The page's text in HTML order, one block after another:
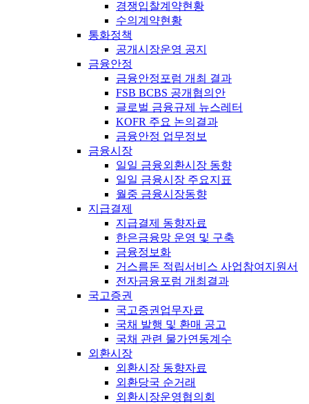
경쟁입찰계약현황
수의계약현황
통화정책
공개시장운영 공지
금융안정
금융안정포럼 개최 결과
FSB BCBS 공개협의안
글로벌 금융규제 뉴스레터
KOFR 주요 논의결과
금융안정 업무정보
금융시장
일일 금융외환시장 동향
일일 금융시장 주요지표
월중 금융시장동향
지급결제
지급결제 동향자료
한은금융망 운영 및 구축
금융정보화
거스름돈 적립서비스 사업참여지원서
전자금융포럼 개최결과
국고증권
국고증권업무자료
국채 발행 및 환매 공고
국채 관련 물가연동계수
외환시장
외환시장 동향자료
외환당국 순거래
외환시장운영협의회